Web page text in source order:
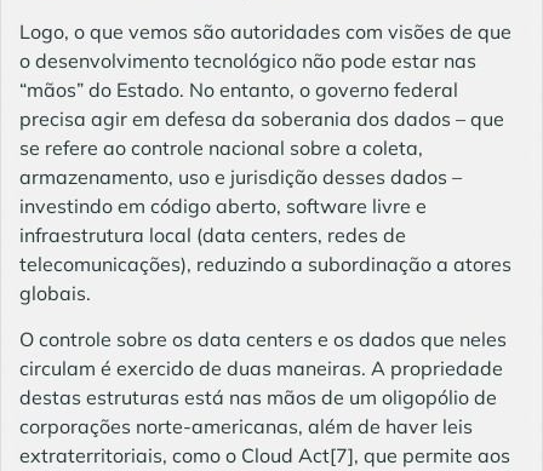
Logo, o que vemos são autoridades com visões de que
o desenvolvimento tecnológico não pode estar nas
“mãos” do Estado. No entanto, o governo federal
precisa agir em defesa da soberania dos dados – que
se refere ao controle nacional sobre a coleta,
armazenamento, uso e jurisdição desses dados –
investindo em código aberto, software livre e
infraestrutura local (data centers, redes de
telecomunicações), reduzindo a subordinação a atores
globais.
O controle sobre os data centers e os dados que neles
circulam é exercido de duas maneiras. A propriedade
destas estruturas está nas mãos de um oligopólio de
corporações norte-americanas, além de haver leis
extraterritoriais, como o Cloud Act[7], que permite aos